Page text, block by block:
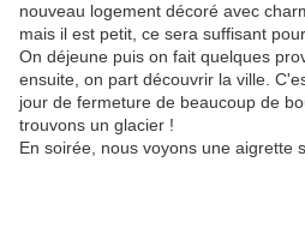
nouveau logement décoré avec
mais il est petit, ce sera suffisant
On déjeune puis on fait quelques
ensuite, on part découvrir la ville.
jour de fermeture de beaucoup de
trouvons un glacier !
En soirée, nous voyons une aigrette